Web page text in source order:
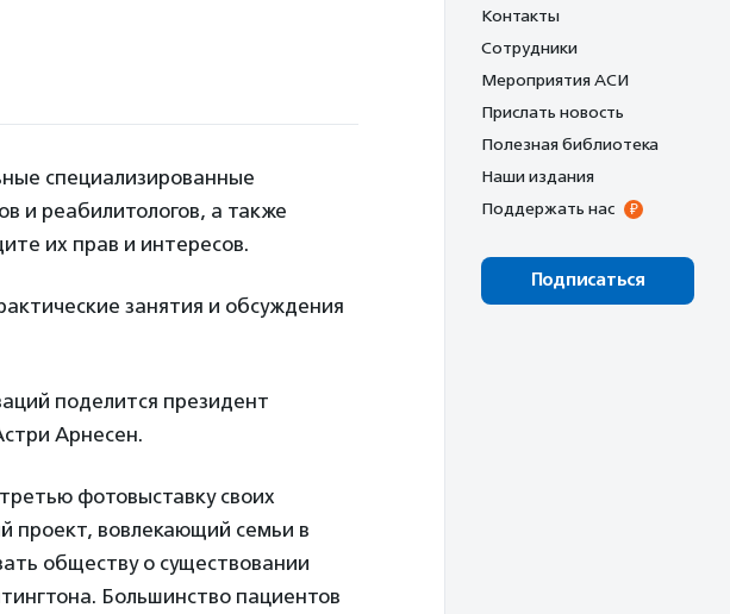
специализированные
и реабилитологов, а также
их прав и интересов.
занятия и обсуждения
поделится президент
Арнесен.
фотовыставку своих
проект, вовлекающий семьи в
обществу о существовании
Большинство пациентов
Контакты
Сотрудники
Мероприятия АСИ
Прислать новость
Полезная библиотека
Наши издания
Поддержать нас
Подписаться